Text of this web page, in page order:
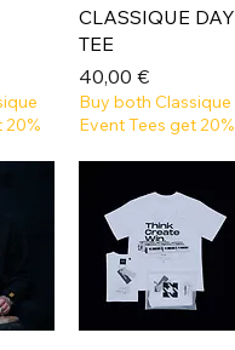
20%
CLASSIQUE DAY
TEE
Prix
40,00 €
Buy both Classique
Event Tees get 20%